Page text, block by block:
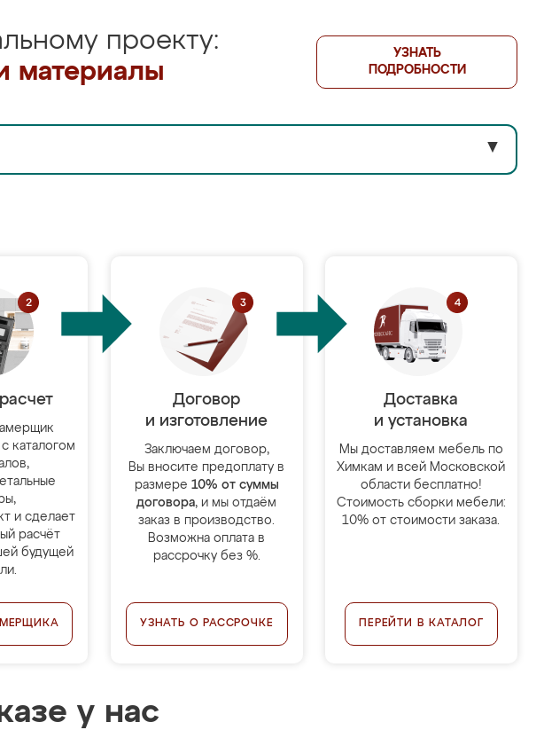
проекту:
материалы
УЗНАТЬ
ПОДРОБНОСТИ
▼
каталогом
и сделает
расчёт
будущей
Договор
и изготовление
Заключаем договор,
Вы вносите предоплату в
размере 10% от суммы
договора, и мы отдаём
заказ в производство.
Возможна оплата в
рассрочку без %.
УЗНАТЬ О РАССРОЧКЕ
Доставка
и установка
Мы доставляем мебель по
Химкам и всей Московской
области бесплатно!
Стоимость сборки мебели:
10% от стоимости заказа.
ПЕРЕЙТИ В КАТАЛОГ
у нас